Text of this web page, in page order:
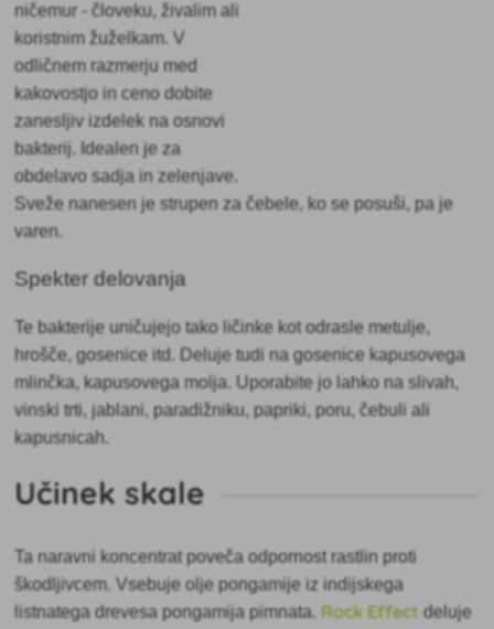
ničemur - človeku, živalim ali
koristnim žuželkam. V
odličnem razmerju med
kakovostjo in ceno dobite
zanesljiv izdelek na osnovi
bakterij. Idealen je za
obdelavo sadja in zelenjave.
Sveže nanesen je strupen za čebele, ko se posuši, pa je
varen.
Spekter delovanja
Te bakterije uničujejo tako ličinke kot odrasle metulje,
hrošče, gosenice itd. Deluje tudi na gosenice kapusovega
mlinčka, kapusovega molja. Uporabite jo lahko na slivah,
vinski trti, jablani, paradižniku, papriki, poru, čebuli ali
kapusnicah.
Učinek skale
Tanaravni koncentrat poveča odpornost rastlin proti
škodljivcem. Vsebuje olje pongamije iz indijskega
listnatega drevesa pongamija pimnata. Rock Effect deluje